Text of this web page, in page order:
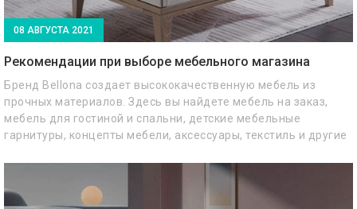
08 АВГУСТА 2021
Рекомендации при выборе мебельного магазина
Бренд Bellona создает высококачественную мебель из
прочных материалов. Здесь вы найдете мебель на заказ,
мебель для гостиной и спальни, детские мебельные
гарнитуры, концепты мебели, аксессуары, текстиль и другие